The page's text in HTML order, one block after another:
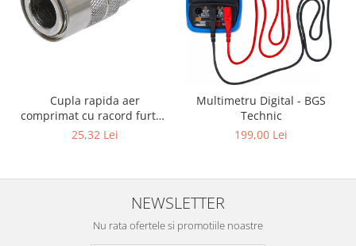
Cupla rapida aer
comprimat cu racord furtun
8 mm (5/16") | SUA / Franta
25,32 Lei
Multimetru Digital - BGS
Technic
199,00 Lei
NEWSLETTER
Nu rata ofertele si promotiile noastre